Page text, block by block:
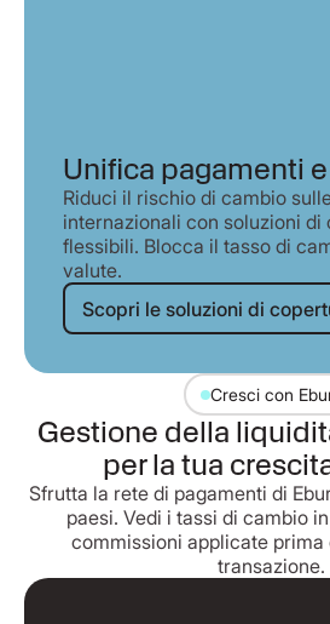
Unifica pagamenti e
Riduci il rischio di cambio
internazionali con soluzioni di
flessibili. Blocca il tasso di
valute.
Scopri le
Scopri le soluzioni di
Cresci con
Gestione della
per la tua
Sfrutta la rete di pagamenti di
paesi. Vedi i tassi di cambio
commissioni applicate prima
transazione.